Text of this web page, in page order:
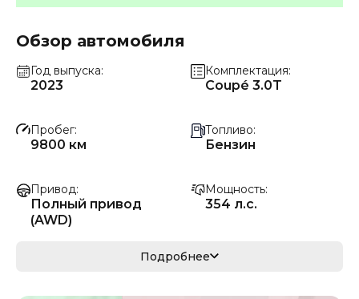
Обзор автомобиля
Год выпуска
2023
Комплектация
Coupé 3.0T
Пробег
9800 км
Топливо
Бензин
Привод
Полный привод
(AWD)
Мощность
354 л.с.
260 кВ
Подробнее